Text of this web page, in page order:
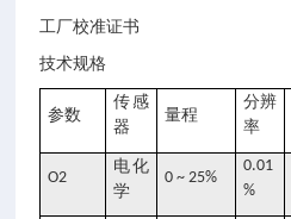
工厂校准证书
技术规格
参数
传感
器
量程
分辨
率
O2
电化
学
0 ~ 25%
0.01
%